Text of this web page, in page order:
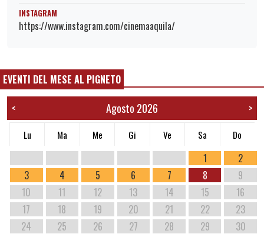
INSTAGRAM
https://www.instagram.com/cinemaaquila/
EVENTI DEL MESE AL PIGNETO
< Agosto 2026 >
Lu Ma Me Gi Ve Sa Do
1
2
3
4 5 6 7 8
9
10
11 12 13 14 15
16
17
18 19 20 21 22
23
24
25 26 27 28 29
30